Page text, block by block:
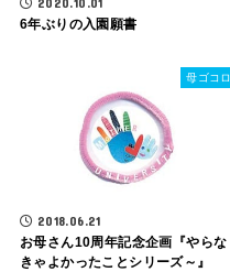
2020.10.01
6年ぶりの入園願書
母ゴコロ
2018.06.21
お母さん10周年記念企画『やらな
きゃよかったことシリーズ～』